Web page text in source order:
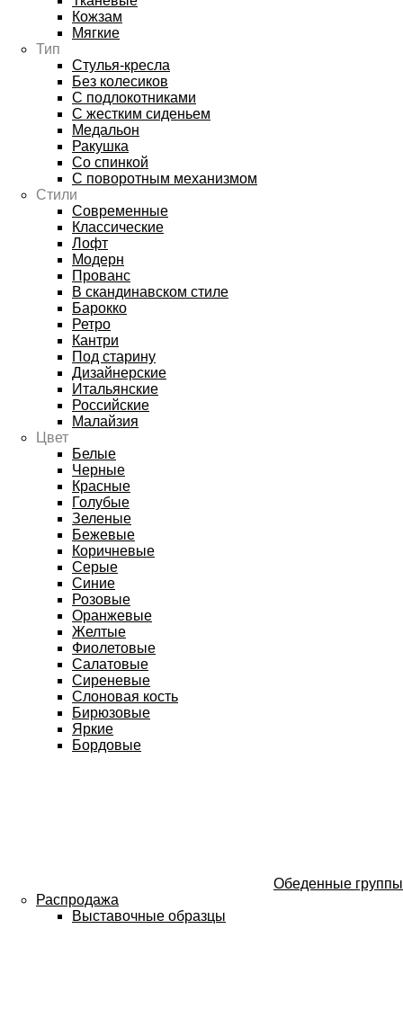
Кожзам
Мягкие
Тип
Стулья-кресла
Без колесиков
С подлокотниками
С жестким сиденьем
Медальон
Ракушка
Со спинкой
С поворотным механизмом
Стили
Современные
Классические
Лофт
Модерн
Прованс
В скандинавском стиле
Барокко
Ретро
Кантри
Под старину
Дизайнерские
Итальянские
Российские
Малайзия
Цвет
Белые
Черные
Красные
Голубые
Зеленые
Бежевые
Коричневые
Серые
Синие
Розовые
Оранжевые
Желтые
Фиолетовые
Салатовые
Сиреневые
Слоновая кость
Бирюзовые
Яркие
Бордовые
Обеденные группы
Распродажа
Выставочные образцы